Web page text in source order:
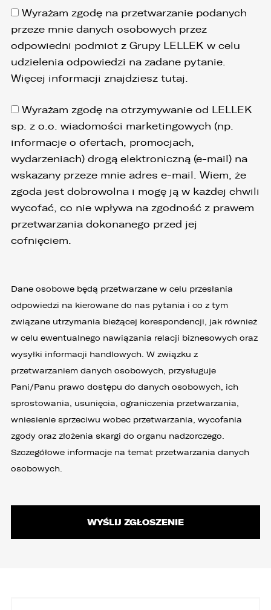
Wyrażam zgodę na przetwarzanie podanych
przeze mnie danych osobowych przez
odpowiedni podmiot z Grupy LELLEK w celu
udzielenia odpowiedzi na zadane pytanie.
Więcej informacji znajdziesz tutaj.
Wyrażam zgodę na otrzymywanie od LELLEK
sp. z o.o. wiadomości marketingowych (np.
informacje o ofertach, promocjach,
wydarzeniach) drogą elektroniczną (e-mail) na
wskazany przeze mnie adres e-mail. Wiem, że
zgoda jest dobrowolna i mogę ją w każdej chwili
wycofać, co nie wpływa na zgodność z prawem
przetwarzania dokonanego przed jej
cofnięciem.
Dane osobowe będą przetwarzane w celu przesłania
odpowiedzi na kierowane do nas pytania i co z tym
związane utrzymania bieżącej korespondencji, jak również
w celu ewentualnego nawiązania relacji biznesowych oraz
wysyłki informacji handlowych. W związku z
przetwarzaniem danych osobowych, przysługuje
Pani/Panu prawo dostępu do danych osobowych, ich
sprostowania, usunięcia, ograniczenia przetwarzania,
wniesienie sprzeciwu wobec przetwarzania, wycofania
zgody oraz złożenia skargi do organu nadzorczego.
Szczegółowe informacje na temat przetwarzania danych
osobowych.